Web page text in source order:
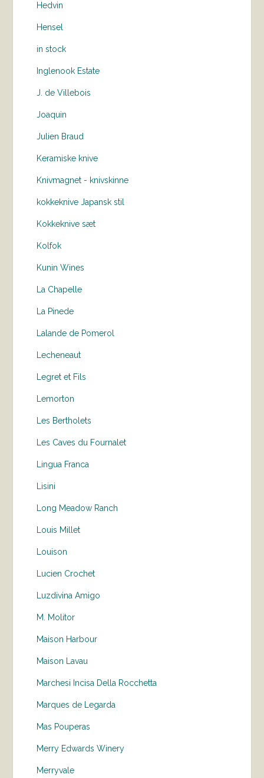
Hedvin
Hensel
in stock
Inglenook Estate
J. de Villebois
Joaquin
Julien Braud
Keramiske knive
Knivmagnet - knivskinne
kokkeknive Japansk stil
Kokkeknive sæt
Kolfok
Kunin Wines
La Chapelle
La Pinede
Lalande de Pomerol
Lecheneaut
Legret et Fils
Lemorton
Les Bertholets
Les Caves du Fournalet
Lingua Franca
Lisini
Long Meadow Ranch
Louis Millet
Louison
Lucien Crochet
Luzdivina Amigo
M. Molitor
Maison Harbour
Maison Lavau
Marchesi Incisa Della Rocchetta
Marques de Legarda
Mas Pouperas
Merry Edwards Winery
Merryvale